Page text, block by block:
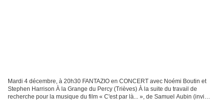
Mardi 4 décembre, à 20h30 FANTAZIO en CONCERT avec Noémi Boutin et
Stephen Harrison À la Grange du Percy (Trièves) À la suite du travail de
recherche pour la musique du film « C'est par là... », de Samuel Aubin (invité